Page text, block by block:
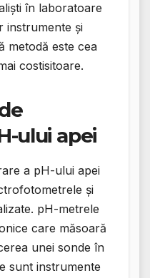
în laboratoare
instrumente și
metodă este cea
costisitoare.
ului apei
a pH-ului apei
și
pH-metrele
care măsoară
unei sonde în
sunt instrumente